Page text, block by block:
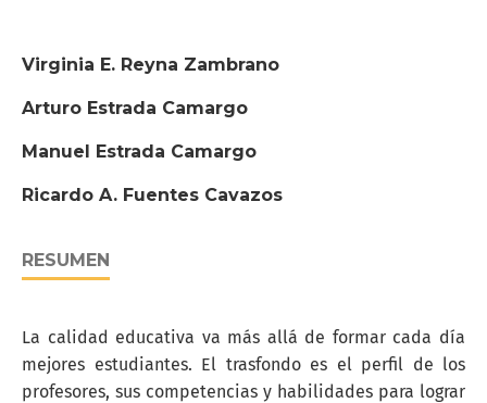
Virginia E. Reyna Zambrano
Arturo Estrada Camargo
Manuel Estrada Camargo
Ricardo A. Fuentes Cavazos
RESUMEN
La calidad educativa va más allá de formar cada día
mejores estudiantes. El trasfondo es el perfil de los
profesores, sus competencias y habilidades para lograr